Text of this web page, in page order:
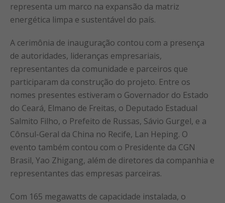
representa um marco na expansão da matriz
energética limpa e sustentável do país.
A cerimônia de inauguração contou com a presença
de autoridades, lideranças empresariais,
representantes da comunidade e parceiros que
participaram da construção do projeto. Entre os
nomes presentes estiveram o Governador do Estado
do Ceará, Elmano de Freitas, o Deputado Estadual
Salmito Filho, o Prefeito de Russas, Sávio Gurgel, e a
Cônsul-Geral da China no Recife, Lan Heping. O
evento também contou com o Presidente da CGN
Brasil, Yao Zhigang, além de diretores da companhia e
representantes das empresas parceiras.
Com 165 megawatts de capacidade instalada, o